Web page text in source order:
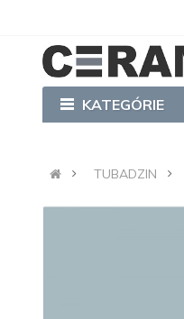
KATEGÓRIE
TUBADZIN